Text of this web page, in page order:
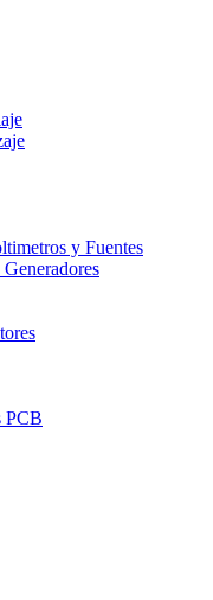
y Fuentes
PCB